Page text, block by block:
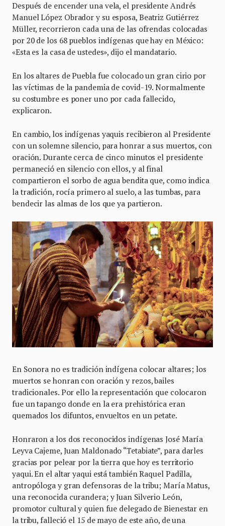
Después de encender una vela, el presidente Andrés
Manuel López Obrador y su esposa, Beatriz Gutiérrez
Müller, recorrieron cada una de las ofrendas colocadas
por 20 de los 68 pueblos indígenas que hay en México:
«Esta es la casa de ustedes», dijo el mandatario.
En los altares de Puebla fue colocado un gran cirio por
las víctimas de la pandemia de covid-19. Normalmente
su costumbre es poner uno por cada fallecido,
explicaron.
En cambio, los indígenas yaquis recibieron al Presidente
con un solemne silencio, para honrar a sus muertos, con
oración. Durante cerca de cinco minutos el presidente
permaneció en silencio con ellos, y al final
compartieron el sorbo de agua bendita que, como indica
la tradición, rocía primero al suelo, a las tumbas, para
bendecir las almas de los que ya partieron.
En Sonora no es tradición indígena colocar altares; los
muertos se honran con oración y rezos, bailes
tradicionales. Por ello la representación que colocaron
fue un tapango donde en la era prehistórica eran
quemados los difuntos, envueltos en un petate.
Honraron a los dos reconocidos indígenas José María
Leyva Cajeme, Juan Maldonado “Tetabiate”, para darles
gracias por pelear por la tierra que hoy es territorio
yaqui. En el altar yaqui está también Raquel Padilla,
antropóloga y gran defensoras de la tribu; María Matus,
una reconocida curandera; y Juan Silverio León,
promotor cultural y quien fue delegado de Bienestar en
la tribu, falleció el 15 de mayo de este año, de una